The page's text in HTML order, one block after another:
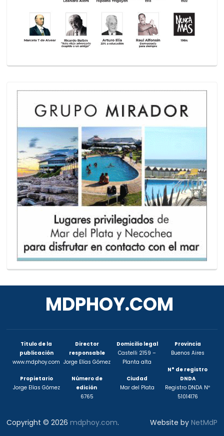
MDPHOY.COM
Titulo de la
publicación
www.mdphoy.com
Propietario
Jorge Elías Gómez
Director
responsable
Jorge Elías Gómez
Número de
edición
6765
Domicilio legal
Castelli 2159 –
Planta alta
Ciudad
Mar del Plata
Provincia
Buenos Aires
N° de registro
DNDA
Registro DNDA Nº
51014176
Copyright © 2026mdphoy.com. Website by NetMdP